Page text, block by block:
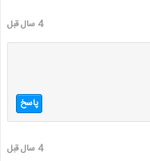
4 سال قبل
پاسخ
4 سال قبل